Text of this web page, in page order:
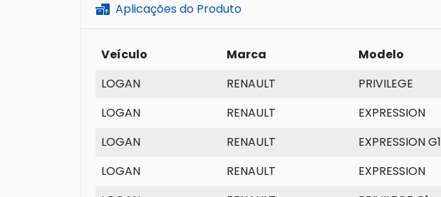
Aplicações do Produto
Veículo Marca Modelo
LOGAN
RENAULT PRIVILEGE
LOGAN
RENAULT EXPRESSION
LOGAN
RENAULT EXPRESSION G1
LOGAN
RENAULT EXPRESSION